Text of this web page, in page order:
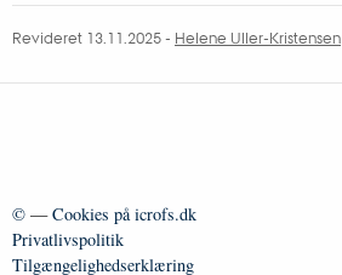
Revideret 13.11.2025- Helene Uller-Kristensen
© —Cookies på icrofs.dk
Privatlivspolitik
Tilgængelighedserklæring